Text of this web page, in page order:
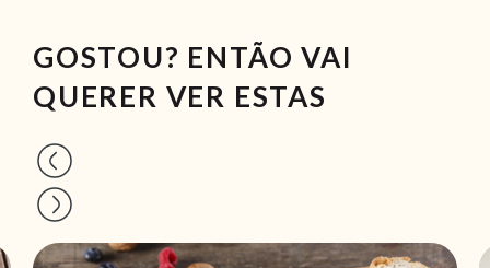
GOSTOU? ENTÃO VAI
QUERER VER ESTAS